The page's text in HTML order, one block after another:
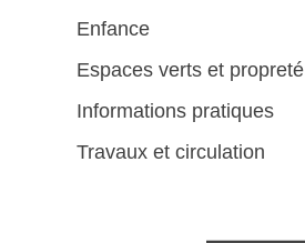
Enfance
Espaces verts et propreté
Informations pratiques
Travaux et circulation